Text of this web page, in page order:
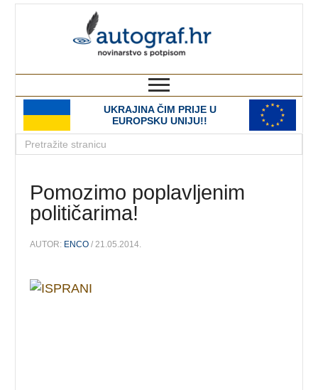
UKRAJINA ČIM PRIJE U
EUROPSKU UNIJU!!
Pomozimo poplavljenim
političarima!
AUTOR: ENCO / 21.05.2014.